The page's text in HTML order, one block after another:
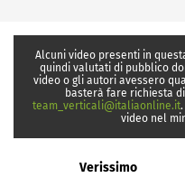
Alcuni video presenti in
quindi valutati di pubblico
video o gli autori avessero
basterà fare richiesta
team_verticali@italiaonline.it.
video nel
Verissimo